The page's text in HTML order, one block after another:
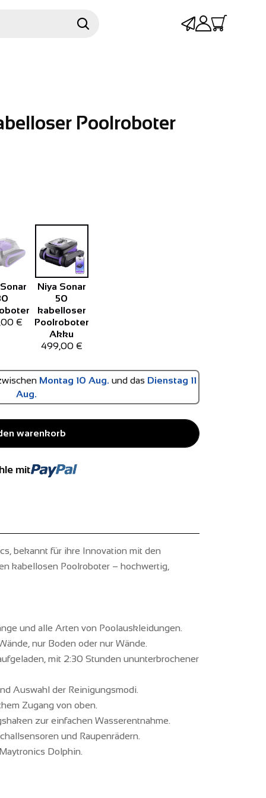
Poolroboter
€
Niya Sonar
50
kabelloser
Poolroboter
Akku
499,00 €
Montag 10 Aug. und das Dienstag 11
Aug.
warenkorb
mit
bekannt für ihre Innovation mit den
kabellosen Poolroboter – hochwertig,
und alle Arten von Poolauskleidungen.
nur Boden oder nur Wände.
mit 2:30 Stunden ununterbrochener
Auswahl der Reinigungsmodi.
Zugang von oben.
zur einfachen Wasserentnahme.
und Raupenrädern.
Dolphin.